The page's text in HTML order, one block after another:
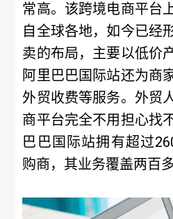
常高。该跨境电商平台
自全球各地，如今已经
卖的布局，主要以低价
阿里巴巴国际站还为商
外贸收费等服务。外贸
商平台完全不用担心找
巴巴国际站拥有超过
购商，其业务覆盖两百